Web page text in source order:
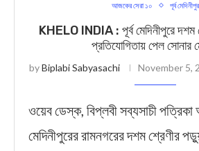
আজকের সেরা ১০ পূর্ব মেদিনীপুর
KHELO INDIA : পূর্ব মেদিনীপুরে দশম
প্রতিযোগিতায় পেল সোনার
byBiplabi Sabyasachi November 5,
ওয়েব ডেস্ক, বিপ্লবী সব্যসাচী পত্রিকা
মেদিনীপুরের রামনগরের দশম শ্রেণীর